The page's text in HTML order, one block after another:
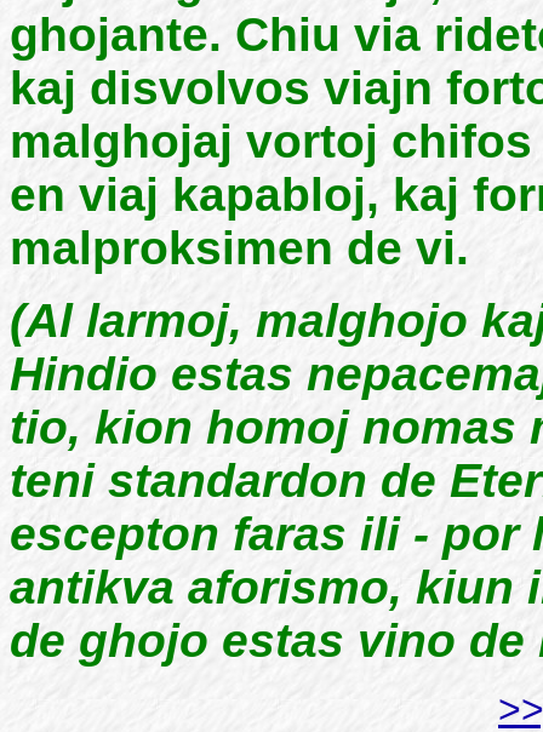
ghojante. Chiu via
kaj disvolvos viajn
malghojaj vortoj
en viaj kapabloj, kaj
malproksimen de vi.
(Al larmoj, malghojo
Hindio estas
tio, kion homoj nomas
teni standardon de
escepton faras ili - por
antikva aforismo, kiun
de ghojo estas vino de